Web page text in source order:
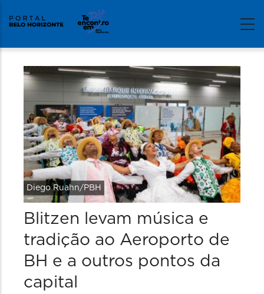
Diego Ruahn/PBH
Blitzen levam música e
tradição ao Aeroporto de
BH e a outros pontos da
capital